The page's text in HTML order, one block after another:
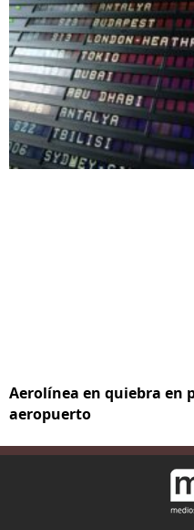
Aerolínea en quiebra en
aeropuerto